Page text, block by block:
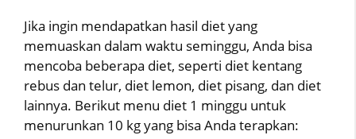
Jika ingin mendapatkan hasil diet yang
memuaskan dalam waktu seminggu, Anda bisa
mencoba beberapa diet, seperti diet kentang
rebus dan telur, diet lemon, diet pisang, dan diet
lainnya. Berikut menu diet 1 minggu untuk
menurunkan 10 kg yang bisa Anda terapkan: